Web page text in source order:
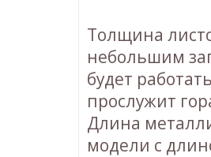
Толщина
небольшим
будет
прослужит
Длина
модели с